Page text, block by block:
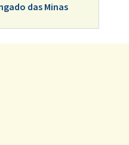
das Minas